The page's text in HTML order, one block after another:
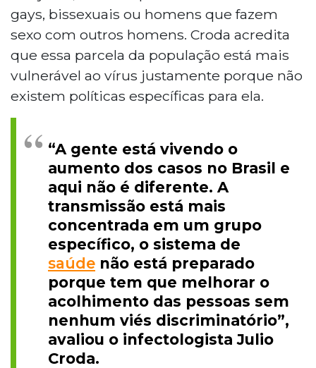
gays, bissexuais ou homens que fazem
sexo com outros homens. Croda acredita
que essa parcela da população está mais
vulnerável ao vírus justamente porque não
existem políticas específicas para ela.
“A gente está vivendo o
aumento dos casos no Brasil e
aqui não é diferente. A
transmissão está mais
concentrada em um grupo
específico, o sistema de
saúde não está preparado
porque tem que melhorar o
acolhimento das pessoas sem
nenhum viés discriminatório”,
avaliou o infectologista Julio
Croda.